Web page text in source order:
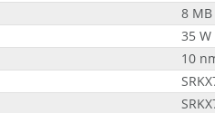
8 MB
35 W
10